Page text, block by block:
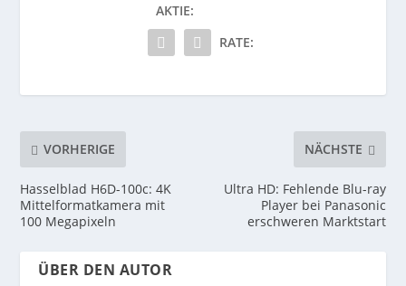
AKTIE:
RATE:
VORHERIGE
Hasselblad H6D-100c: 4K
Mittelformatkamera mit
100 Megapixeln
NÄCHSTE
Ultra HD: Fehlende Blu-ray
Player bei Panasonic
erschweren Marktstart
ÜBER DEN AUTOR